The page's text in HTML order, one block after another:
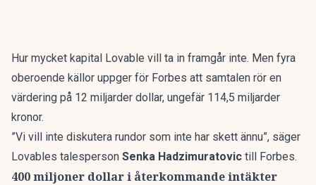
Hur mycket kapital Lovable vill ta in framgår inte. Men fyra
oberoende källor uppger för Forbes att samtalen rör en
värdering på 12 miljarder dollar, ungefär 114,5 miljarder
kronor.
”Vi vill inte diskutera rundor som inte har skett ännu”, säger
Lovables talesperson Senka Hadzimuratovic till Forbes.
400 miljoner dollar i återkommande intäkter